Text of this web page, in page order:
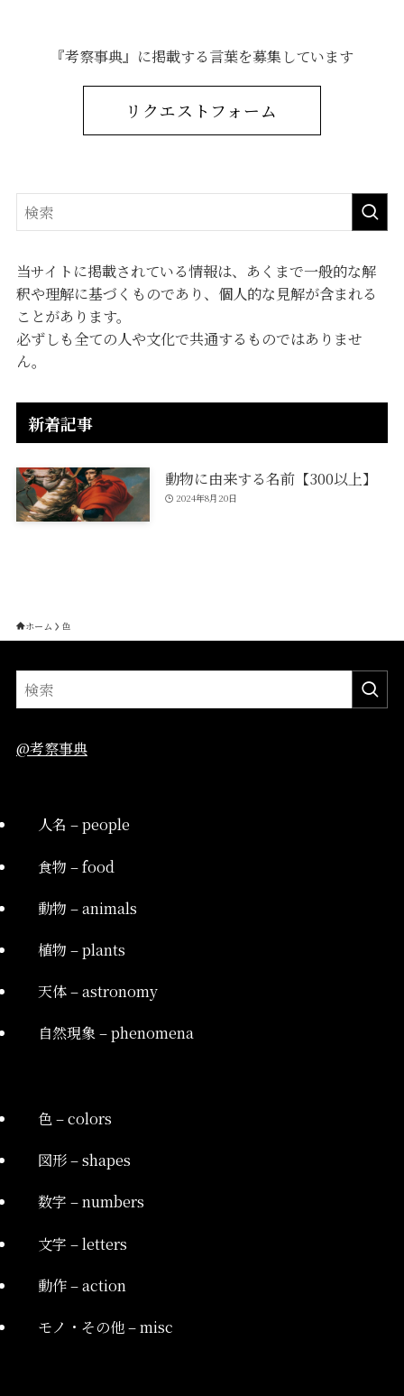
『考察事典』に掲載する言葉を募集しています
リクエストフォーム
当サイトに掲載されている情報は、あくまで一般的な解
釈や理解に基づくものであり、個人的な見解が含まれる
ことがあります。
必ずしも全ての人や文化で共通するものではありませ
ん。
新着記事
動物に由来する名前【300以上】
2024年8月20日
ホーム 色
@考察事典
人名 – people
食物 – food
動物 – animals
植物 – plants
天体 – astronomy
自然現象 – phenomena
色 – colors
図形 – shapes
数字 – numbers
文字 – letters
動作 – action
モノ・その他 – misc